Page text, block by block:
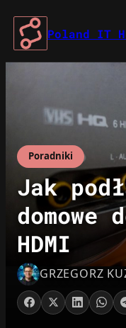
Przejdź
treści
Poland IT
Poradniki
Jak
domowe
HDMI
GRZEGORZ